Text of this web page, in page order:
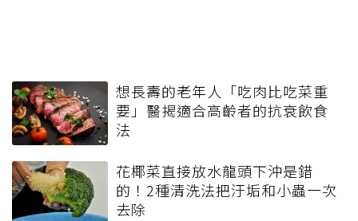
想長壽的老年人「吃肉比吃菜重
要」醫揭適合高齡者的抗衰飲食
法
花椰菜直接放水龍頭下沖是錯
的！2種清洗法把汙垢和小蟲一次
去除